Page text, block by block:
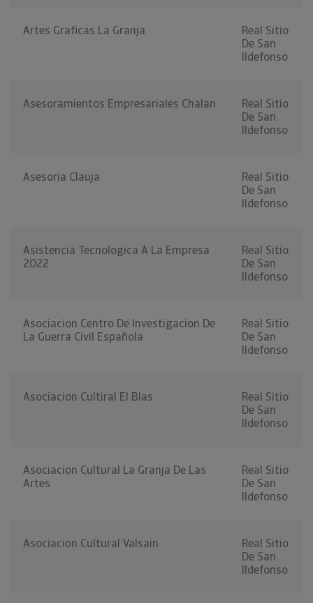
Artes Graficas La Granja
Real Sitio
De San
Ildefonso
Asesoramientos Empresariales Chalan
Real Sitio
De San
Ildefonso
Asesoria Clauja
Real Sitio
De San
Ildefonso
Asistencia Tecnologica A La Empresa
2022
Real Sitio
De San
Ildefonso
Asociacion Centro De Investigacion De
La Guerra Civil Española
Real Sitio
De San
Ildefonso
Asociacion Cultiral El Blas
Real Sitio
De San
Ildefonso
Asociacion Cultural La Granja De Las
Artes
Real Sitio
De San
Ildefonso
Asociacion Cultural Valsain
Real Sitio
De San
Ildefonso